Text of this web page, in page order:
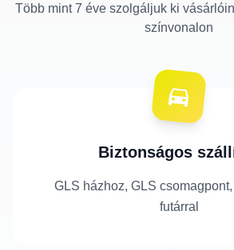
Több mint 7 éve szolgáljuk ki
színvonalon
Biztonságos
GLS házhoz, GLS
futárral